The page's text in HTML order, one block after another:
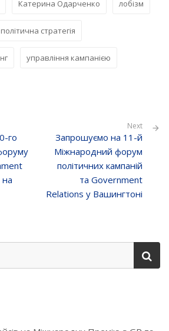
Катерина Одарченко лобізм
політична стратегія
управління кампанією
го
Next
Запрошуємо на 11-й
Міжнародний форум
політичних кампаній
та Government
Relations у Вашингтоні